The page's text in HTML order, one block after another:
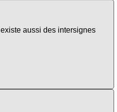
aussi des intersignes